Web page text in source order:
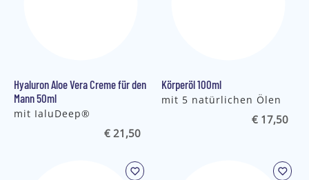
Hyaluron Aloe Vera Creme für den
Mann 50ml
mit IaluDeep®
€ 21,50
Körperöl 100ml
mit 5 natürlichen Ölen
€ 17,50